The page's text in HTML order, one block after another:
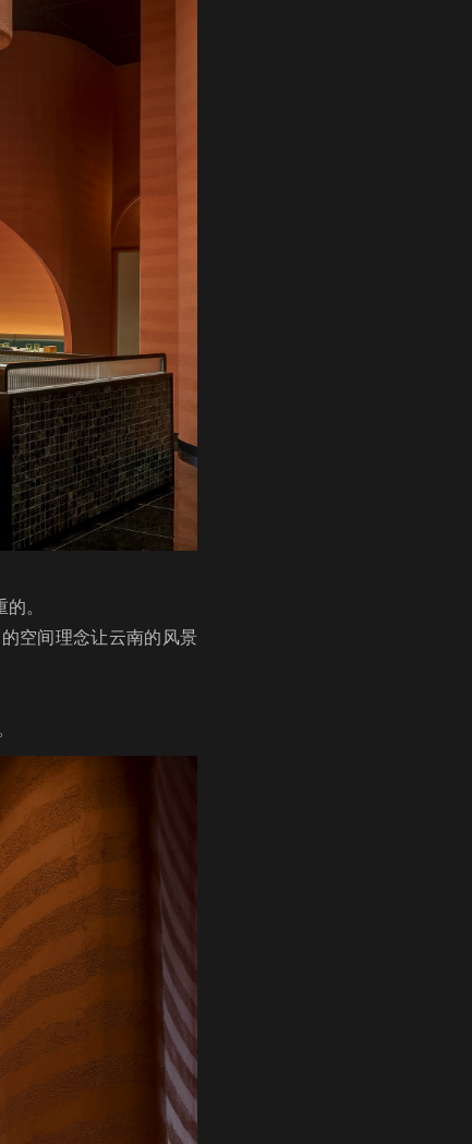
。
空间理念让云南的风景